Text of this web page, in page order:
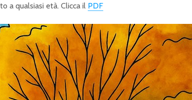
a qualsiasi età. Clicca il PDF